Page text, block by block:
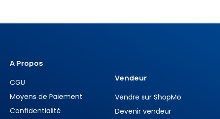
A Propos
CGU
Moyens de Paiement
Confidentialité
Vendeur
Vendre sur ShopMo
Devenir vendeur